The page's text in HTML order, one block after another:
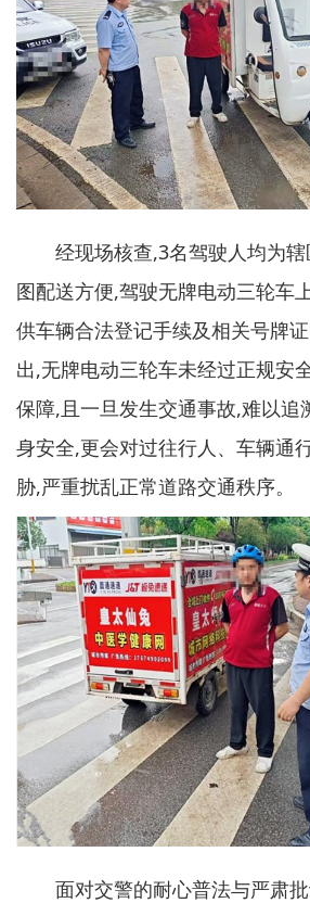
经现场核查,3名驾驶人均为
图配送方便,驾驶无牌电动三轮车
供车辆合法登记手续及相关号牌
出,无牌电动三轮车未经过正规安
保障,且一旦发生交通事故,难以追
身安全,更会对过往行人、车辆通
胁,严重扰乱正常道路交通秩序。
面对交警的耐心普法与严肃